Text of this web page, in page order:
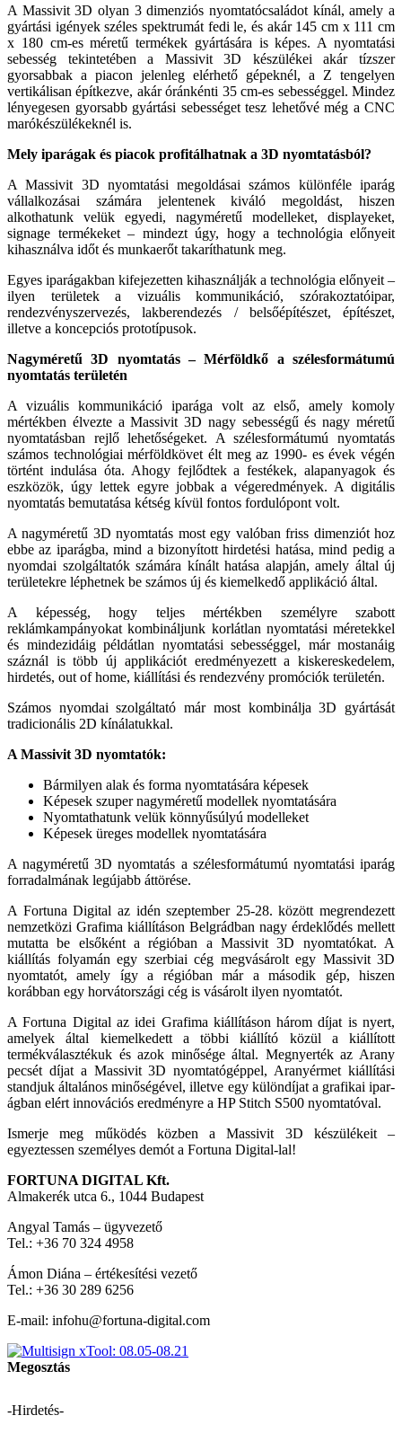
A Massivit 3D olyan 3 dimenziós nyomtatócsaládot kínál, amely a
gyár­tási igények széles spektrumát fedi le, és akár 145 cm x 111 cm
x 180 cm-es méretű termékek gyártására is képes. A nyomtatási
sebesség tekintetében a Massivit 3D készülékei akár tízszer
gyorsabbak a piacon jelenleg elérhe­tő gépeknél, a Z tengelyen
vertikálisan építkezve, akár óránkénti 35 cm-es se­bességgel. Mindez
lényegesen gyor­sabb gyártási sebességet tesz lehető­vé még a CNC
marókészülékeknél is.
Mely iparágak és piacok profitál­hatnak a 3D nyomtatásból?
A Massivit 3D nyomtatási megoldásai számos különféle iparág
vállalkozásai számára jelentenek kiváló megoldást, hiszen
alkothatunk velük egyedi, nagyméretű modelleket, displayeket,
signage termékeket – mindezt úgy, hogy a technológia előnyeit
kihasz­nálva időt és munkaerőt takarítha­tunk meg.
Egyes iparágakban kifejezetten kihasz­nálják a technológia előnyeit –
ilyen te­rületek a vizuális kommunikáció, szó­rakoztatóipar,
rendezvényszervezés, lakberendezés / belsőépítészet, építé­szet,
illetve a koncepciós prototípusok.
Nagyméretű 3D nyomtatás – Mér­földkő a szélesformátumú
nyom­tatás területén
A vizuális kommunikáció iparága volt az első, amely komoly
mértékben él­vezte a Massivit 3D nagy sebessé­gű és nagy méretű
nyomtatásban rejlő lehetőségeket. A szélesformátumú nyomtatás
számos technoló­giai mérföldkövet élt meg az 1990- es évek végén
történt indulása óta. Ahogy fejlődtek a festékek, alap­anyagok és
eszközök, úgy lettek egyre jobbak a végeredmények. A digitális
nyomtatás bemutatása kétség kívül fontos fordulópont volt.
A nagyméretű 3D nyomtatás most egy valóban friss dimenziót hoz
ebbe az iparágba, mind a bizonyított hir­detési hatása, mind pedig a
nyom­dai szolgáltatók számára kínált hatása alapján, amely által új
területekre lép­hetnek be számos új és kiemelkedő applikáció által.
A képesség, hogy teljes mértékben személyre szabott
reklámkampányo­kat kombináljunk korlátlan nyomtatási méretekkel
és mindezidáig példátlan nyomtatási sebességgel, már mosta­náig
száznál is több új applikációt ered­ményezett a kiskereskedelem,
hirdetés, out of home, kiállítási és rendezvény promóciók területén.
Számos nyomdai szolgáltató már most kombinálja 3D gyártását
tradicionális 2D kínálatukkal.
A Massivit 3D nyomtatók:
Bármilyen alak és forma nyomtatá­sára képesek
Képesek szuper nagyméretű mo­dellek nyomtatására
Nyomtathatunk velük könnyűsúlyú modelleket
Képesek üreges modellek nyomta­tására
A nagyméretű 3D nyomtatás a szélesformátumú nyomtatási iparág
forra­dalmának legújabb áttörése.
A Fortuna Digital az idén szeptember 25-28. között megrendezett
nemzetkö­zi Grafima kiállításon Belgrádban nagy érdeklődés mellett
mutatta be elsőként a régióban a Massivit 3D nyomtatókat. A
kiállítás folyamán egy szerbiai cég megvásárolt egy Massivit 3D
nyomta­tót, amely így a régióban már a második gép, hiszen
korábban egy horvátorszá­gi cég is vásárolt ilyen nyomtatót.
A Fortuna Digital az idei Grafima ki­állításon három díjat is nyert,
ame­lyek által kiemelkedett a többi kiállító közül a kiállított
termékválasztékuk és azok minősége által. Megnyerték az Arany
pecsét díjat a Massivit 3D nyomtatógéppel, Aranyérmet kiállí­tási
standjuk általános minőségével, illetve egy különdíjat a grafikai ipar­
ágban elért innovációs eredményre a HP Stitch S500 nyomtatóval.
Ismerje meg működés közben a Massivit 3D készülékeit –
egyeztessen személyes demót a Fortuna Digital-lal!
FORTUNA DIGITAL Kft.
Almakerék utca 6., 1044 Budapest
Angyal Tamás – ügyvezető
Tel.: +36 70 324 4958
Ámon Diána – értékesítési vezető
Tel.: +36 30 289 6256
E-mail: infohu@fortuna-digital.com
Megosztás
-Hirdetés-